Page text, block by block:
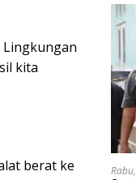
Lingkungan
kita
berat ke